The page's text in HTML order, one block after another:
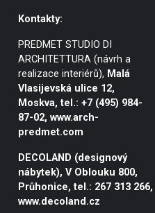
Kontakty:
PREDMET STUDIO DI
ARCHITETTURA (návrh a
realizace interiérů), Malá
Vlasijevská ulice 12,
Moskva, tel.: +7 (495) 984-
87-02, www.arch-
predmet.com
DECOLAND (designový
nábytek), V Oblouku 800,
Průhonice, tel.: 267 313 266,
www.decoland.cz